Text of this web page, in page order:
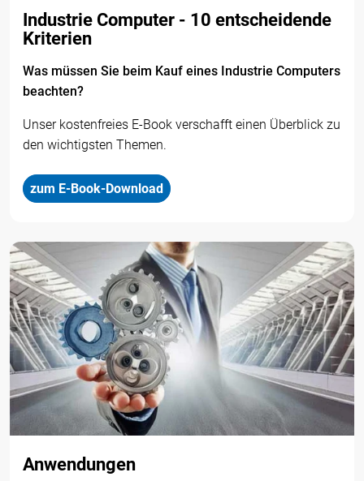
Industrie Computer - 10 entscheidende
Kriterien
Was müssen Sie beim Kauf eines Industrie Computers
beachten?
Unser kostenfreies E-Book verschafft einen Überblick zu
den wichtigsten Themen.
zum E-Book-Download
Anwendungen